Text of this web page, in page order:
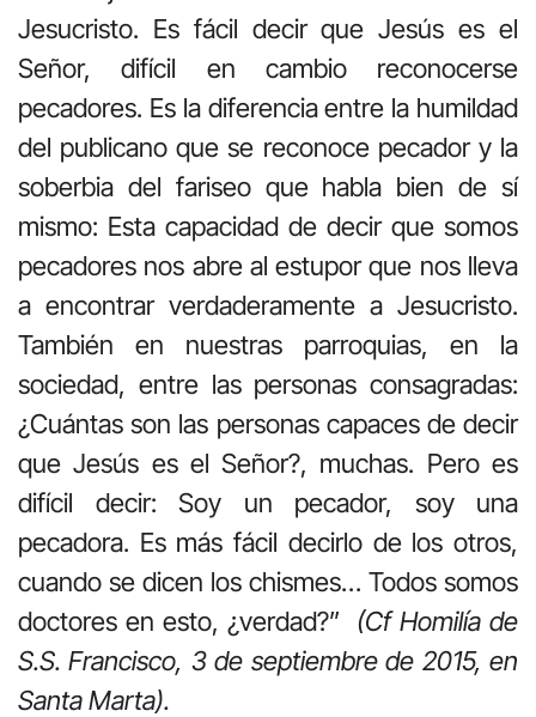
Jesucristo. Es fácil decir que Jesús es el
Señor, difícil en cambio reconocerse
pecadores. Es la diferencia entre la humildad
del publicano que se reconoce pecador y la
soberbia del fariseo que habla bien de sí
mismo: Esta capacidad de decir que somos
pecadores nos abre al estupor que nos lleva
a encontrar verdaderamente a Jesucristo.
También en nuestras parroquias, en la
sociedad, entre las personas consagradas:
¿Cuántas son las personas capaces de decir
que Jesús es el Señor?, muchas. Pero es
difícil decir: Soy un pecador, soy una
pecadora. Es más fácil decirlo de los otros,
cuando se dicen los chismes… Todos somos
doctores en esto, ¿verdad?” (Cf Homilía de
S.S. Francisco, 3 de septiembre de 2015, en
Santa Marta).